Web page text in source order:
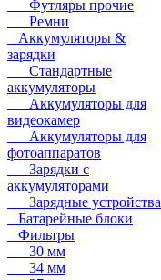
Футляры прочие
Ремни
Аккумуляторы &
зарядки
Стандартные
аккумуляторы
Аккумуляторы для
видеокамер
Аккумуляторы для
фотоаппаратов
Зарядки с
аккумуляторами
Зарядные устройства
Батарейные блоки
Фильтры
30 мм
34 мм